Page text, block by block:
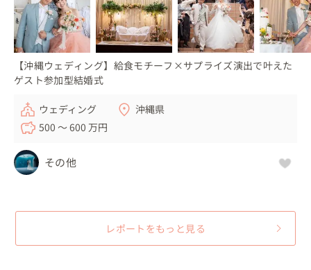
【沖縄ウェディング】給食モチーフ×サプライズ演出で叶えた
ゲスト参加型結婚式
ウェディング
沖縄県
500 〜 600 万円
その他
レポートをもっと見る